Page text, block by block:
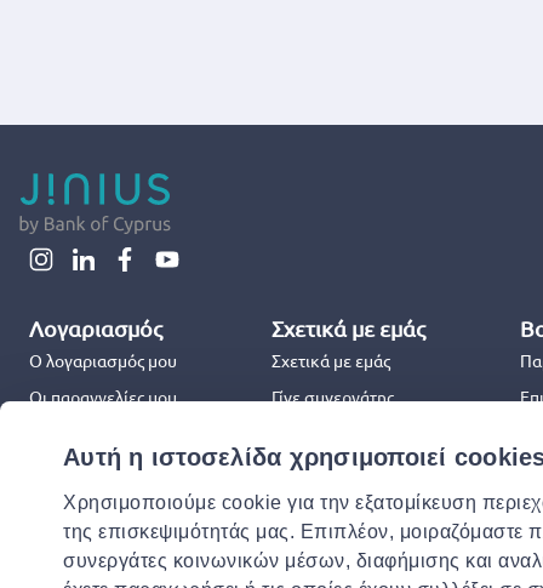
Αυτή η ιστοσελίδα χρησιμοποιεί
Χρησιμοποιούμε cookie για την εξατομίκευση
της επισκεψιμότητάς μας. Επιπλέον,
συνεργάτες κοινωνικών μέσων, διαφήμισης και
Λογαριασμός
Ο λογαριασμός μου
Οι παραγγελίες μου
Σχετικά με εμάς
Σχετικά με εμάς
Γίνε συνεργάτης